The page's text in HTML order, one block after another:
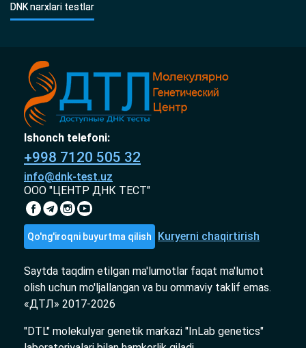
DNK narxlari testlar
Ishonch telefoni:
+998 7120 505 32
info@dnk-test.uz
ООО "ЦЕНТР ДНК ТЕСТ"
Qo'ng'iroqni buyurtma qilish Kuryerni chaqirtirish
Saytda taqdim etilgan ma'lumotlar faqat ma'lumot
olish uchun mo'ljallangan va bu ommaviy taklif emas.
«ДТЛ» 2017-2026
"DTL" molekulyar genetik markazi "InLab genetics"